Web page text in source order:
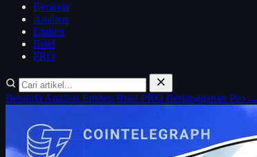
Beranda
Analisis
Emiten
Brief
PRO
Beranda Analisis Emiten BriefPRO Berlangganan Pro →